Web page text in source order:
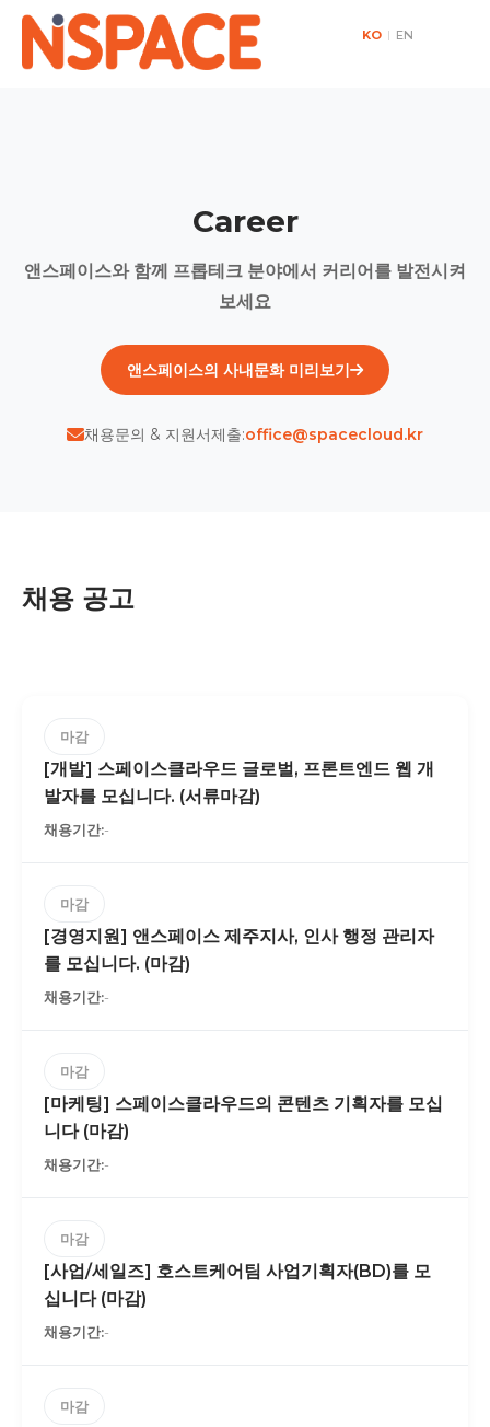
KO | EN
Career
앤스페이스와 함께 프롭테크 분야에서 커리어를 발전시켜
보세요
앤스페이스의 사내문화 미리보기
채용문의 & 지원서제출:office@spacecloud.kr
채용 공고
마감
[개발] 스페이스클라우드 글로벌, 프론트엔드 웹 개
발자를 모십니다. (서류마감)
-
마감
[경영지원] 앤스페이스 제주지사, 인사 행정 관리자
를 모십니다. (마감)
-
마감
[마케팅] 스페이스클라우드의 콘텐츠 기획자를 모십
니다 (마감)
-
마감
[사업/세일즈] 호스트케어팀 사업기획자(BD)를 모
십니다 (마감)
-
마감